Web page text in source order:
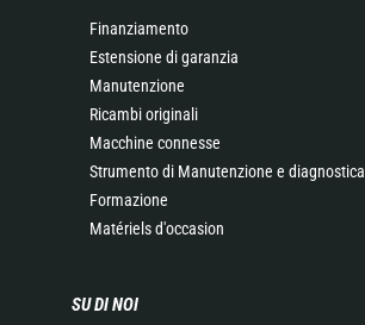
Finanziamento
Estensione di garanzia
Manutenzione
Ricambi originali
Macchine connesse
Strumento di Manutenzione e diagnostica
Formazione
Matériels d'occasion
SU DI NOI